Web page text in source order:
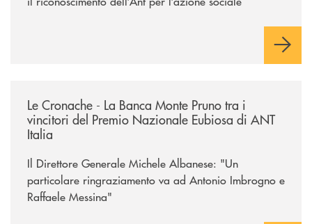
Le Cronache - La Banca Monte Pruno tra i
vincitori del Premio Nazionale Eubiosa di ANT
Italia
Il Direttore Generale Michele Albanese: "Un
particolare ringraziamento va ad Antonio Imbrogno e
Raffaele Messina"